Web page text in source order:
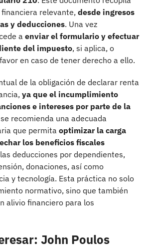
relevante, desde ingresos
y deducciones. Una vez
a enviar el formulario y efectuar
del impuesto, si aplica, o
en caso de tener derecho a ello.
de la obligación de declarar renta
ya que el incumplimiento
e intereses por parte de la
recomienda una adecuada
que permita optimizar la carga
los beneficios fiscales
deducciones por dependientes,
donaciones, así como
y tecnología. Esta práctica no solo
normativo, sino que también
alivio financiero para los
John Poulos